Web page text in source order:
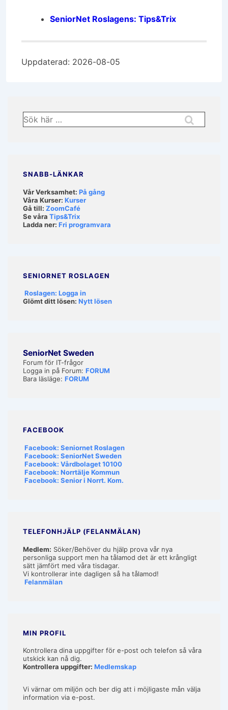
SeniorNet Roslagens: Tips&Trix
Uppdaterad: 2026-08-05
Sök
efter:
SNABB-LÄNKAR
Vår Verksamhet: På gång
Våra Kurser: Kurser
Gå till: ZoomCafé
Se våra Tips&Trix
Ladda ner: Fri programvara
SENIORNET ROSLAGEN
Roslagen: Logga in
Glömt ditt lösen: Nytt lösen
SeniorNet Sweden
Forum för IT-frågor
Logga in på Forum: FORUM
Bara läsläge: FORUM
FACEBOOK
Facebook: Seniornet Roslagen
Facebook: SeniorNet Sweden
Facebook: Vårdbolaget 10100
Facebook: Norrtälje Kommun
Facebook: Senior i Norrt. Kom.
TELEFONHJÄLP (FELANMÄLAN)
Medlem: Söker/Behöver du hjälp prova vår nya
personliga support men ha tålamod det är ett krångligt
sätt jämfört med våra tisdagar.
Vi kontrollerar inte dagligen så ha tålamod!
Felanmälan
MIN PROFIL
Kontrollera dina uppgifter för e-post och telefon så våra
utskick kan nå dig.
Kontrollera uppgifter: Medlemskap
Vi värnar om miljön och ber dig att i möjligaste mån välja
information via e-post.